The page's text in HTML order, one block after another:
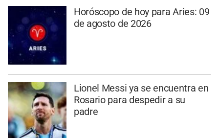
Horóscopo de hoy para Aries: 09
de agosto de 2026
Lionel Messi ya se encuentra en
Rosario para despedir a su
padre